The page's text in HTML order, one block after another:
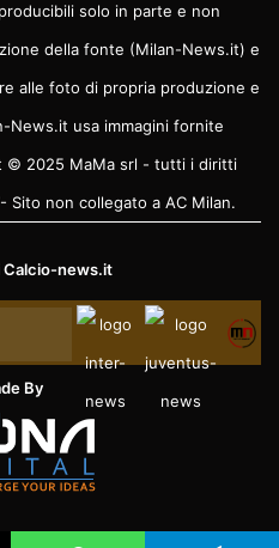
solo in parte e non
della fonte (Milan-News.it) e
alle foto di propria produzione e
News.it usa immagini fornite
© 2025 MaMa srl - tutti i diritti
Sito non collegato a AC Milan.
Calcio-news.it
By